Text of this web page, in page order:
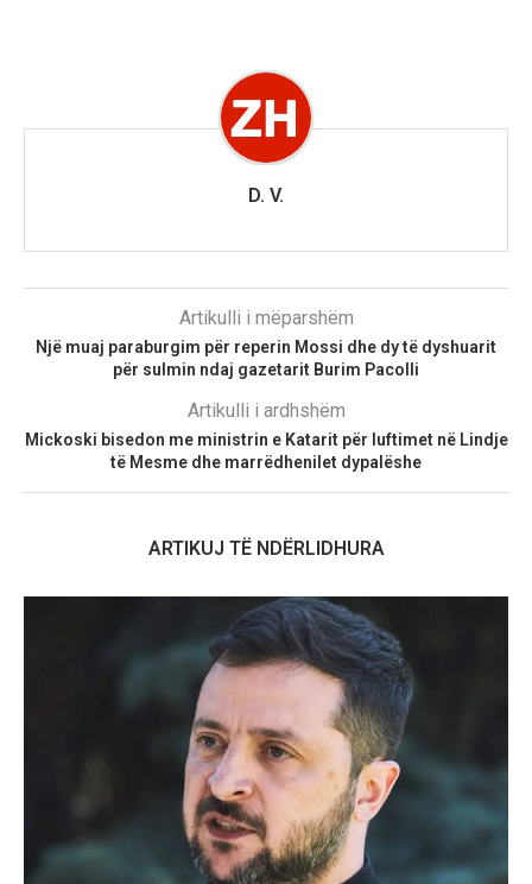
D. V.
Artikulli i mëparshëm
Një muaj paraburgim për reperin Mossi dhe dy të dyshuarit
për sulmin ndaj gazetarit Burim Pacolli
Artikulli i ardhshëm
Mickoski bisedon me ministrin e Katarit për luftimet në Lindje
të Mesme dhe marrëdhenilet dypalëshe
ARTIKUJ TË NDËRLIDHURA